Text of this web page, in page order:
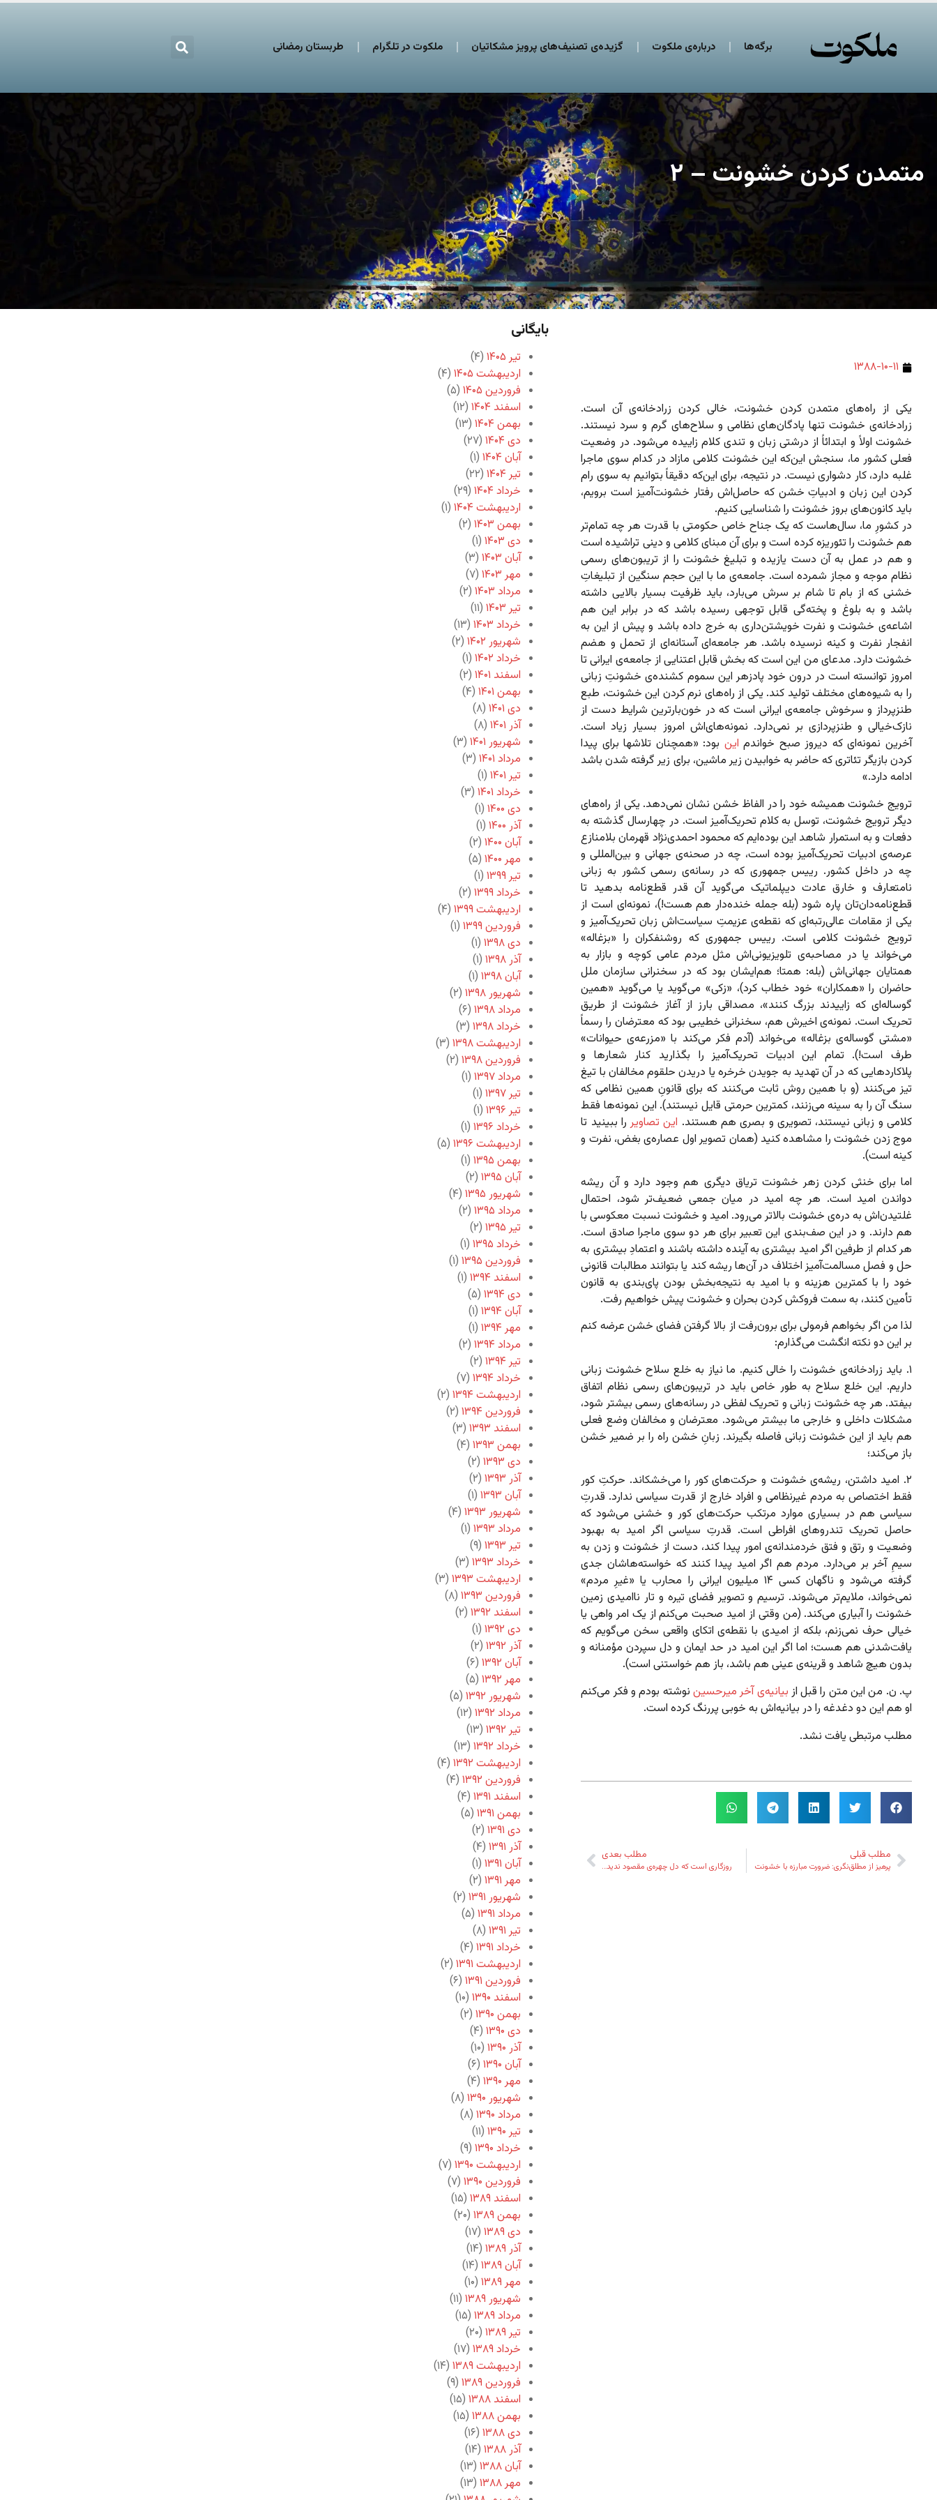
برگه‌ها درباره‌ی ملکوت گزیده‌ی تصنیف‌های پرویز مشکاتیان ملکوت در تلگرام طربستان رمضانی
متمدن کردن خشونت – ۲
۱۳۸۸-۱۰-۱۱
یکی از راه‌های متمدن کردن خشونت، خالی کردن زرادخانه‌ی آن است.
زرادخانه‌ی خشونت تنها پادگان‌های نظامی و سلاح‌های گرم و سرد نیستند.
خشونت اولاً و ابتدائاً از درشتی زبان و تندی کلام زاییده می‌شود. در وضعیت
فعلی کشور ما، سنجش این‌که این خشونت کلامی مازاد در کدام سوی ماجرا
غلبه دارد، کار دشواری نیست. در نتیجه، برای این‌که دقیقاً بتوانیم به سوی رام
کردن این زبان و ادبیاتِ خشن که حاصل‌اش رفتار خشونت‌آمیز است برویم،
باید کانون‌های بروز خشونت را شناسایی کنیم.
در کشورِ ما، سال‌هاست که یک جناح خاص حکومتی با قدرت هر چه تمام‌تر
هم خشونت را تئوریزه کرده است و برای آن مبنای کلامی و دینی تراشیده است
و هم در عمل به آن دست یازیده و تبلیغ خشونت را از تریبون‌های رسمی
نظام موجه و مجاز شمرده است. جامعه‌ی ما با این حجم سنگین از تبلیغاتِ
خشنی که از بام تا شام بر سرش می‌بارد، باید ظرفیت بسیار بالایی داشته
باشد و به بلوغ و پخته‌گی قابل توجهی رسیده باشد که در برابر این هم
اشاعه‌ی خشونت و نفرت خویشتن‌داری به خرج داده باشد و پیش از این به
انفجار نفرت و کینه نرسیده باشد. هر جامعه‌ای آستانه‌ای از تحمل و هضم
خشونت دارد. مدعای من این است که بخش قابل اعتنایی از جامعه‌ی ایرانی تا
امروز توانسته است در درون خود پادزهر این سموم کشنده‌ی خشونتِ زبانی
را به شیوه‌های مختلف تولید کند. یکی از راه‌های نرم کردن این خشونت، طبع
طنزپرداز و سرخوش جامعه‌ی ایرانی است که در خون‌بارترین شرایط دست از
نازک‌خیالی و طنزپردازی بر نمی‌دارد. نمونه‌های‌اش امروز بسیار زیاد است.
آخرین نمونه‌ای که دیروز صبح خواندم این بود: «همچنان تلاشها برای پیدا
کردن بازیگر تئاتری که حاضر به خوابیدن زیر ماشین، برای زیر گرفته شدن باشد
ادامه دارد.»
ترویج خشونت همیشه خود را در الفاظ خشن نشان نمی‌دهد. یکی از راه‌های
دیگر ترویج خشونت، توسل به کلام تحریک‌آمیز است. در چهارسال گذشته به
دفعات و به استمرار شاهد این بوده‌ایم که محمود احمدی‌نژاد قهرمان بلامنازع
عرصه‌ی ادبیات تحریک‌آمیز بوده است، چه در صحنه‌ی جهانی و بین‌المللی و
چه در داخل کشور. رییس جمهوری که در رسانه‌ی رسمی کشور به زبانی
نامتعارف و خارق عادت دیپلماتیک می‌گوید آن قدر قطع‌نامه بدهید تا
قطع‌نامه‌دان‌تان پاره شود (بله جمله خنده‌دار هم هست!)، نمونه‌ای است از
یکی از مقامات عالی‌رتبه‌‌ای که نقطه‌ی عزیمتِ سیاست‌اش زبان تحریک‌آمیز و
ترویج خشونت کلامی است. رییس جمهوری که روشنفکران را «بزغاله»‌
می‌خواند یا در مصاحبه‌ی تلویزیونی‌اش مثل مردم عامی کوچه و بازار به
همتایان جهانی‌اش (بله: همتا؛ هم‌ایشان بود که در سخنرانی سازمان ملل
حاضران را «همکاران» خود خطاب کرد)، «زکی» می‌گوید یا می‌گوید «همین
گوساله‌ای که زاییدند بزرگ کنند»، مصداقی بارز از آغاز خشونت از طریق
تحریک است. نمونه‌ی اخیرش هم، سخنرانی خطیبی بود که معترضان را رسماً
«مشتی گوساله‌ی بزغاله» می‌خواند (آدم فکر می‌کند با «مزرعه‌ی حیوانات»
طرف است!). تمام این ادبیات تحریک‌آمیز را بگذارید کنار شعارها و
پلاکاردهایی که در آن تهدید به جویدن خرخره یا دریدن حلقوم مخالفان با تیغ
تیز می‌کنند (و با همین روش ثابت می‌کنند که برای قانونِ همین نظامی که
سنگ آن را به سینه می‌زنند، کمترین حرمتی قایل نیستند). این نمونه‌ها فقط
کلامی و زبانی نیستند، تصویری و بصری هم هستند. این تصاویررا ببینید تا
موج زدن خشونت را مشاهده کنید (همان تصویر اول عصاره‌ی بغض، نفرت و
کینه است).
اما برای خنثی کردن زهر خشونت تریاق دیگری هم وجود دارد و آن ریشه
دواندن امید است. هر چه امید در میان جمعی ضعیف‌تر شود، احتمال
غلتیدن‌اش به دره‌ی خشونت بالاتر می‌رود. امید و خشونت نسبت معکوسی با
هم دارند. و در این صف‌بندی این تعبیر برای هر دو سوی ماجرا صادق است.
هر کدام از طرفین اگر امید بیشتری به آینده داشته باشند و اعتمادِ بیشتری به
حل و فصل مسالمت‌آمیز اختلاف در آن‌ها ریشه کند یا بتوانند مطالبات قانونی
خود را با کمترین هزینه و با امید به نتیجه‌بخش بودن پای‌بندی به قانون
تأمین کنند، به سمت فروکش کردن بحران و خشونت پیش خواهیم رفت.
لذا من اگر بخواهم فرمولی برای برون‌رفت از بالا گرفتن فضای خشن عرضه کنم
بر این دو نکته انگشت می‌گذارم:
۱. باید زرادخانه‌ی خشونت را خالی کنیم. ما نیاز به خلع سلاح خشونت زبانی
داریم. این خلع سلاح به طور خاص باید در تریبون‌های رسمی نظام اتفاق
بیفتد. هر چه خشونت زبانی و تحریک لفظی در رسانه‌های رسمی بیشتر شود،
مشکلات داخلی و خارجی ما بیشتر می‌شود. معترضان و مخالفان وضع فعلی
هم باید از این خشونت زبانی فاصله بگیرند. زبانِ خشن راه را بر ضمیر خشن
باز می‌کند؛
۲. امید داشتن، ریشه‌ی خشونت و حرکت‌های کور را می‌خشکاند. حرکتِ کور
فقط اختصاص به مردم غیرنظامی و افراد خارج از قدرت سیاسی ندارد. قدرتِ
سیاسی هم در بسیاری موارد مرتکب حرکت‌های کور و خشنی می‌شود که
حاصل تحریک تندروهای افراطی است. قدرتِ سیاسی اگر امید به بهبود
وضعیت و رتق و فتق خردمندانه‌ی امور پیدا کند، دست از خشونت و زدن به
سیمِ آخر بر می‌دارد. مردم هم اگر امید پیدا کنند که خواسته‌هاشان جدی
گرفته می‌شود و ناگهان کسی ۱۴ میلیون ایرانی را محارب یا «غیرِ مردم»
نمی‌خواند، ملایم‌تر می‌شوند. ترسیم و تصویر فضای تیره و تار ناامیدی زمین
خشونت را آبیاری می‌کند. (من وقتی از امید صحبت می‌کنم از یک امر واهی یا
خیالی حرف نمی‌زنم، بلکه از امیدی با نقطه‌ی اتکای واقعی سخن می‌گویم که
یافت‌شدنی هم هست؛ اما اگر این امید در حد ایمان و دل سپردن مؤمنانه و
بدون هیچ شاهد و قرینه‌ی عینی هم باشد، باز هم خواستنی است).
پ. ن. من این متن را قبل از بیانیه‌ی آخر میرحسین نوشته بودم و فکر می‌کنم
او هم این دو دغدغه را در بیانیه‌اش به خوبی پررنگ کرده است.
مطلب مرتبطی یافت نشد.
مطلب قبلی
پرهیز از مطلق‌نگری: ضرورت مبارزه با خشونت
مطلب بعدی
روزگاری است که دل چهره‌ی مقصود ندید…
بایگانی
تیر ۱۴۰۵
(۴)
اردیبهشت ۱۴۰۵
(۴)
فروردین ۱۴۰۵
(۵)
اسفند ۱۴۰۴
(۱۲)
بهمن ۱۴۰۴
(۱۳)
دی ۱۴۰۴
(۲۷)
آبان ۱۴۰۴
(۱)
تیر ۱۴۰۴
(۲۲)
خرداد ۱۴۰۴
(۲۹)
اردیبهشت ۱۴۰۴
(۱)
بهمن ۱۴۰۳
(۲)
دی ۱۴۰۳
(۱)
آبان ۱۴۰۳
(۳)
مهر ۱۴۰۳
(۷)
مرداد ۱۴۰۳
(۲)
تیر ۱۴۰۳
(۱۱)
خرداد ۱۴۰۳
(۱۳)
شهریور ۱۴۰۲
(۲)
خرداد ۱۴۰۲
(۱)
اسفند ۱۴۰۱
(۲)
بهمن ۱۴۰۱
(۴)
دی ۱۴۰۱
(۸)
آذر ۱۴۰۱
(۸)
شهریور ۱۴۰۱
(۳)
مرداد ۱۴۰۱
(۳)
تیر ۱۴۰۱
(۱)
خرداد ۱۴۰۱
(۳)
دی ۱۴۰۰
(۱)
آذر ۱۴۰۰
(۱)
آبان ۱۴۰۰
(۲)
مهر ۱۴۰۰
(۵)
تیر ۱۳۹۹
(۱)
خرداد ۱۳۹۹
(۲)
اردیبهشت ۱۳۹۹
(۴)
فروردین ۱۳۹۹
(۱)
دی ۱۳۹۸
(۱)
آذر ۱۳۹۸
(۱)
آبان ۱۳۹۸
(۱)
شهریور ۱۳۹۸
(۲)
مرداد ۱۳۹۸
(۶)
خرداد ۱۳۹۸
(۳)
اردیبهشت ۱۳۹۸
(۳)
فروردین ۱۳۹۸
(۲)
مرداد ۱۳۹۷
(۱)
تیر ۱۳۹۷
(۱)
تیر ۱۳۹۶
(۱)
خرداد ۱۳۹۶
(۱)
اردیبهشت ۱۳۹۶
(۵)
بهمن ۱۳۹۵
(۱)
آبان ۱۳۹۵
(۲)
شهریور ۱۳۹۵
(۴)
مرداد ۱۳۹۵
(۲)
تیر ۱۳۹۵
(۲)
خرداد ۱۳۹۵
(۱)
فروردین ۱۳۹۵
(۱)
اسفند ۱۳۹۴
(۱)
دی ۱۳۹۴
(۵)
آبان ۱۳۹۴
(۱)
مهر ۱۳۹۴
(۱)
مرداد ۱۳۹۴
(۲)
تیر ۱۳۹۴
(۲)
خرداد ۱۳۹۴
(۷)
اردیبهشت ۱۳۹۴
(۲)
فروردین ۱۳۹۴
(۲)
اسفند ۱۳۹۳
(۳)
بهمن ۱۳۹۳
(۴)
دی ۱۳۹۳
(۲)
آذر ۱۳۹۳
(۲)
آبان ۱۳۹۳
(۱)
شهریور ۱۳۹۳
(۴)
مرداد ۱۳۹۳
(۱)
تیر ۱۳۹۳
(۹)
خرداد ۱۳۹۳
(۳)
اردیبهشت ۱۳۹۳
(۳)
فروردین ۱۳۹۳
(۸)
اسفند ۱۳۹۲
(۲)
دی ۱۳۹۲
(۱)
آذر ۱۳۹۲
(۲)
آبان ۱۳۹۲
(۶)
مهر ۱۳۹۲
(۵)
شهریور ۱۳۹۲
(۵)
مرداد ۱۳۹۲
(۱۲)
تیر ۱۳۹۲
(۱۳)
خرداد ۱۳۹۲
(۱۳)
اردیبهشت ۱۳۹۲
(۴)
فروردین ۱۳۹۲
(۴)
اسفند ۱۳۹۱
(۴)
بهمن ۱۳۹۱
(۵)
دی ۱۳۹۱
(۲)
آذر ۱۳۹۱
(۴)
آبان ۱۳۹۱
(۱)
مهر ۱۳۹۱
(۲)
شهریور ۱۳۹۱
(۲)
مرداد ۱۳۹۱
(۵)
تیر ۱۳۹۱
(۸)
خرداد ۱۳۹۱
(۴)
اردیبهشت ۱۳۹۱
(۲)
فروردین ۱۳۹۱
(۶)
اسفند ۱۳۹۰
(۱۰)
بهمن ۱۳۹۰
(۲)
دی ۱۳۹۰
(۴)
آذر ۱۳۹۰
(۱۰)
آبان ۱۳۹۰
(۶)
مهر ۱۳۹۰
(۴)
شهریور ۱۳۹۰
(۸)
مرداد ۱۳۹۰
(۸)
تیر ۱۳۹۰
(۱۱)
خرداد ۱۳۹۰
(۹)
اردیبهشت ۱۳۹۰
(۷)
فروردین ۱۳۹۰
(۷)
اسفند ۱۳۸۹
(۱۵)
بهمن ۱۳۸۹
(۲۰)
دی ۱۳۸۹
(۱۷)
آذر ۱۳۸۹
(۱۴)
آبان ۱۳۸۹
(۱۴)
مهر ۱۳۸۹
(۱۰)
شهریور ۱۳۸۹
(۱۱)
مرداد ۱۳۸۹
(۱۵)
تیر ۱۳۸۹
(۲۰)
خرداد ۱۳۸۹
(۱۷)
اردیبهشت ۱۳۸۹
(۱۴)
فروردین ۱۳۸۹
(۹)
اسفند ۱۳۸۸
(۱۵)
بهمن ۱۳۸۸
(۱۵)
دی ۱۳۸۸
(۱۶)
آذر ۱۳۸۸
(۱۴)
آبان ۱۳۸۸
(۱۳)
مهر ۱۳۸۸
(۱۳)